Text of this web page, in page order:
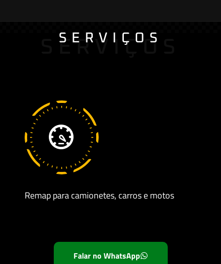
SERVIÇOS
SERVIÇOS
Remap para camionetes, carros e motos
Falar no WhatsApp